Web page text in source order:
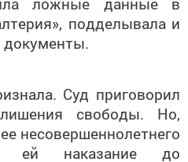
документы.
свободы. Но,
несовершеннолетнего
ей наказание до
лет.